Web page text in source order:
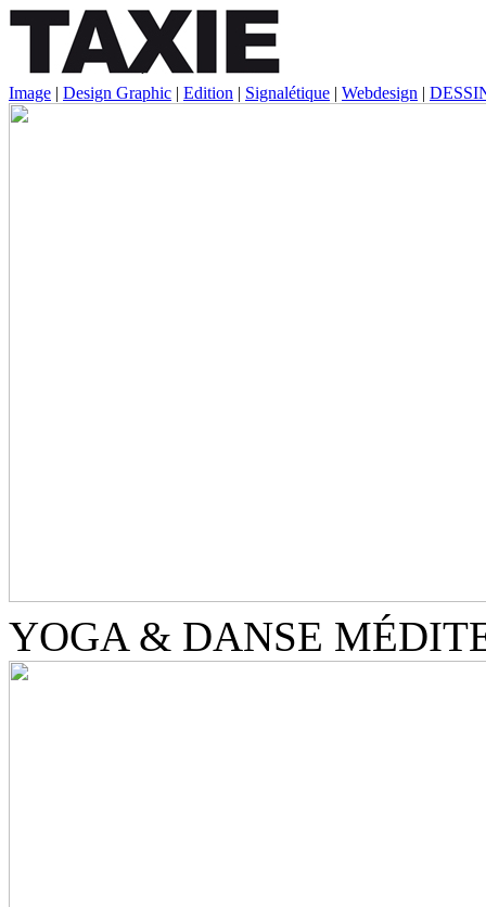
Image | Design Graphic | Edition | Signalétique | Webdesign |
YOGA & DANSE